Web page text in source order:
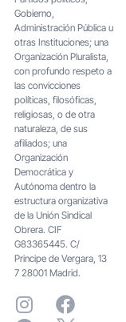
Gobierno,
Administración Pública u
otras Instituciones; una
Organización Pluralista,
con profundo respeto a
las convicciones
políticas, filosóficas,
religiosas, o de otra
naturaleza, de sus
afiliados; una
Organización
Democrática y
Autónoma dentro la
estructura organizativa
de la Unión Sindical
Obrera. CIF
G83365445. C/
Principe de Vergara, 13
7 28001 Madrid.